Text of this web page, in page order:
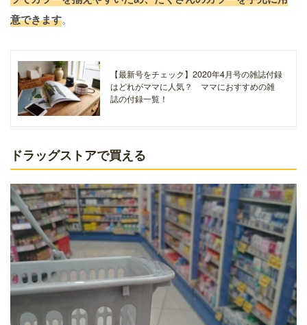
意できます。
【最新号をチェック】2020年4月号の雑誌付録
はどれがママに人気？ ママにおすすめの雑
誌の付録一覧！
ドラッグストアで買える